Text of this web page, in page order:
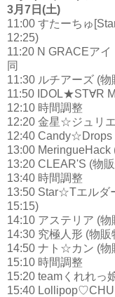
3月7日(土)
11:00 すたーちゅ
12:25)
11:20 N GRACEア
同
11:30 ルチアーズ (
11:50 IDOL★ST∀R
12:10 時間調整
12:20 金星☆ジュリ
12:40 Candy☆Drops
13:00 MeringueHack
13:20 CLEAR'S (物
13:40 時間調整
13:50 Star☆Tエルダ
15:15)
14:10 アステリア (
14:30 究極人形 (物
14:50 ナト☆カン (物
15:10 時間調整
15:20 teamくれれっ
15:40 Lollipop♡CHU